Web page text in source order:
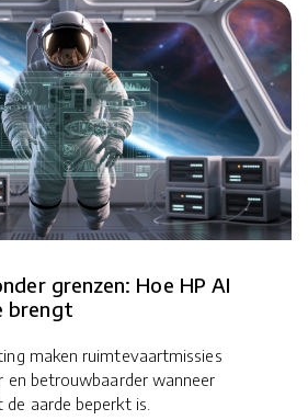
grenzen: Hoe HP AI
brengt
maken ruimtevaartmissies
en betrouwbaarder wanneer
aarde beperkt is.